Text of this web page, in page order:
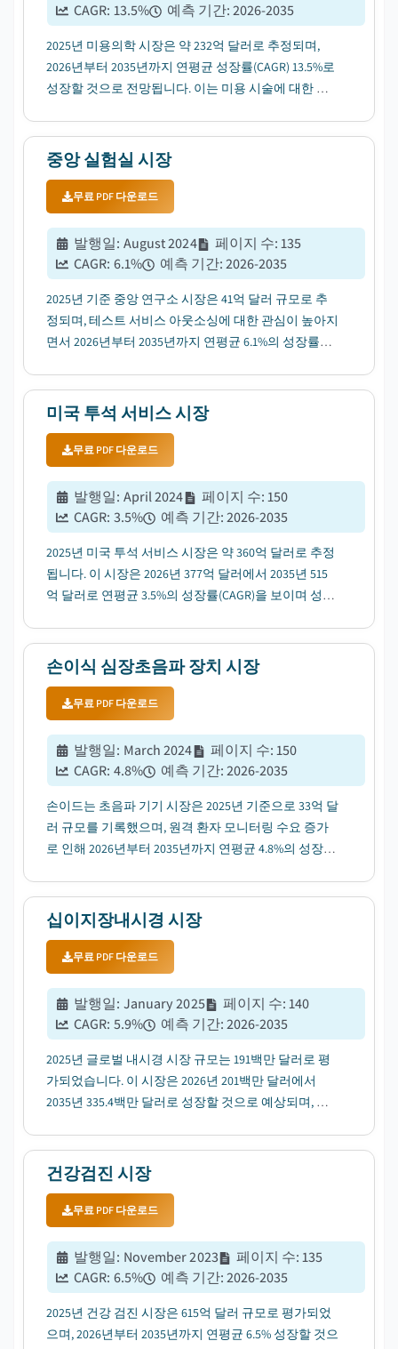
CAGR: 13.5% 예측 기간:2026-2035
2025년 미용의학 시장은 약 232억 달러로 추정되며,
2026년부터 2035년까지 연평균 성장률(CAGR) 13.5%로
성장할 것으로 전망됩니다. 이는 미용 시술에 대한 인
중앙 실험실 시장
무료 PDF 다운로드
발행일: August 2024 페이지 수:135
CAGR: 6.1% 예측 기간:2026-2035
2025년 기준 중앙 연구소 시장은 41억 달러 규모로 추
정되며, 테스트 서비스 아웃소싱에 대한 관심이 높아지
면서 2026년부터 2035년까지 연평균 6.1%의 성장률
미국 투석 서비스 시장
무료 PDF 다운로드
발행일: April 2024 페이지 수:150
CAGR: 3.5% 예측 기간:2026-2035
2025년 미국 투석 서비스 시장은 약 360억 달러로 추정
됩니다. 이 시장은 2026년 377억 달러에서 2035년 515
억 달러로 연평균 3.5%의 성장률(CAGR)을 보이며 성장
손이식 심장초음파 장치 시장
무료 PDF 다운로드
발행일: March 2024 페이지 수:150
CAGR: 4.8% 예측 기간:2026-2035
손이드는 초음파 기기 시장은 2025년 기준으로 33억 달
러 규모를 기록했으며, 원격 환자 모니터링 수요 증가
로 인해 2026년부터 2035년까지 연평균 4.8%의 성장률
십이지장내시경 시장
무료 PDF 다운로드
발행일: January 2025 페이지 수:140
CAGR: 5.9% 예측 기간:2026-2035
2025년 글로벌 내시경 시장 규모는 191백만 달러로 평
가되었습니다. 이 시장은 2026년 201백만 달러에서
2035년 335.4백만 달러로 성장할 것으로 예상되며, 연
건강검진 시장
무료 PDF 다운로드
발행일: November 2023 페이지 수:135
CAGR: 6.5% 예측 기간:2026-2035
2025년 건강 검진 시장은 615억 달러 규모로 평가되었
으며, 2026년부터 2035년까지 연평균 6.5% 성장할 것으